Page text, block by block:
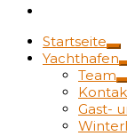
Startseite
Yachthafen
Team
Gast-